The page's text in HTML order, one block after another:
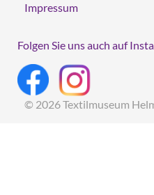
Impressum
Folgen Sie uns auch auf
© 2026 Textilmuseum